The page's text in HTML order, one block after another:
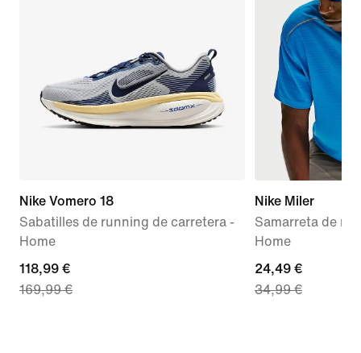
Nike Vomero 18
Sabatilles de running de carretera -
Home
current
price
118,99 €
169,99 €
Nike Miler
Samarreta de
Home
current
price
24,49 €
34,99 €